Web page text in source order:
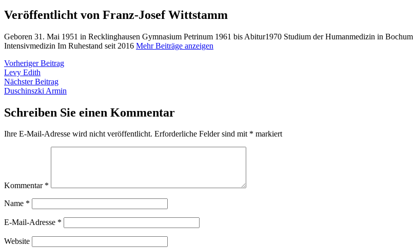
Veröffentlicht von Franz-Josef Wittstamm
Geboren 31. Mai 1951 in Recklinghausen Gymnasium Petrinum 1961 bis Abitur1970 Studium der Humanmedizin in
Intensivmedizin Im Ruhestand seit 2016 Mehr Beiträge anzeigen
Beitragsnavigation
Vorheriger BeitragVorheriger
Levy Edith
Nächster BeitragNächster
Beitrag:
Duschinszki Armin
Schreiben Sie einen Kommentar
Ihre E-Mail-Adresse wird nicht veröffentlicht. Erforderliche Felder sind mit * markiert
Kommentar *
Name *
E-Mail-Adresse *
Website